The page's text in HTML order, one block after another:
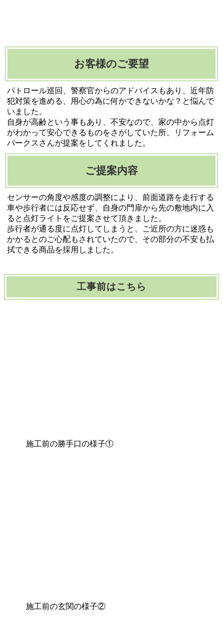
お客様のご要望
パトロール巡回、警察官からのアドバイスもあり、近年防
犯対策を進める、用心の為に何かできないかな？と悩んで
いました。
自身が高齢という事もあり、不安なので、家の中から点灯
がわかって安心できるものをさがしていた所、リフォーム
パークスさんが提案をしてくれました。
ご提案内容
センサーの角度や感度の調整により、前面道路を走行する
車や歩行者には反応せず、自身の門扉から先の敷地内に入
ると点灯ライトをご提案させて頂きました。
歩行者が通る度に点灯してしまうと、ご近所の方に迷惑も
かかるとのご心配もされていたので、その部分の不安も払
拭できる商品を採用しました。
工事前はこちら
施工前の勝手口の様子①
施工前の玄関の様子②